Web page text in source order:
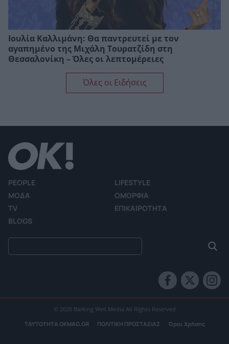
Ιουλία Καλλιμάνη: Θα παντρευτεί με τον
αγαπημένο της Μιχάλη Τουρατζίδη στη
Θεσσαλονίκη – Όλες οι λεπτομέρειες
Όλες οι Ειδήσεις
PEOPLE
LIFESTYLE
ΜΟΔΑ
ΟΜΟΡΦΙΑ
TV
ΕΠΙΚΑΙΡΟΤΗΤΑ
BLOGS
© 2026 Barking Well Media All Rights Reserved
ΤΑΥΤΟΤΗΤΑ OKMAG.GR ΠΟΛΙΤΙΚΗ ΠΡΟΣΤΑΣΙΑΣ Όροι Χρήσης